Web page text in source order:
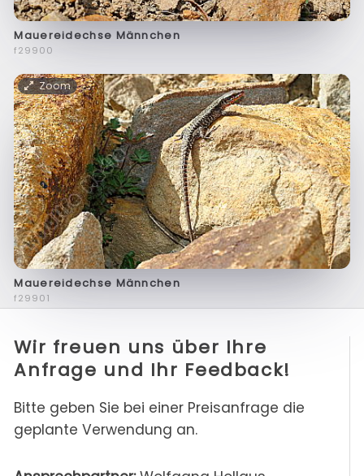
Mauereidechse Männchen
f29900
Zoom
Mauereidechse Männchen
f29901
Wir freuen uns über Ihre
Anfrage und Ihr Feedback!
Bitte geben Sie bei einer Preisanfrage die
geplante Verwendung an.